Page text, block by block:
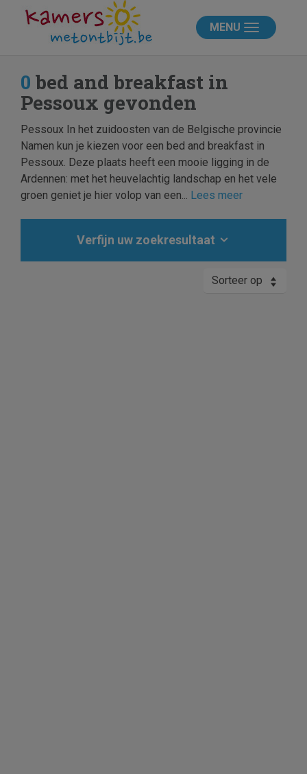
MENU
0 bed and breakfast in
Pessoux gevonden
Pessoux In het zuidoosten van de Belgische provincie
Namen kun je kiezen voor een bed and breakfast in
Pessoux. Deze plaats heeft een mooie ligging in de
Ardennen: met het heuvelachtig landschap en het vele
groen geniet je hier volop van een... Lees meer
Verfijn uw zoekresultaat
Sorteer op